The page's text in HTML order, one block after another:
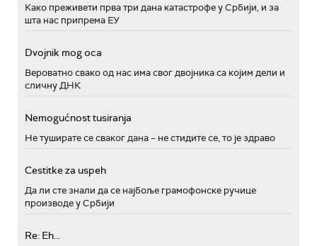
Како преживети прва три дана катастрофе у Србији, и за
шта нас припрема ЕУ
Dvojnik mog oca
Вероватно свако од нас има свог двојника са којим дели и
сличну ДНК
Nemogućnost tusiranja
Не туширате се сваког дана – не стидите се, то је здраво
Cestitke za uspeh
Да ли сте знали да се најбоље грамофонске ручице
производе у Србији
Re: Eh...